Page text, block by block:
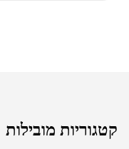
קטגוריות מובילות